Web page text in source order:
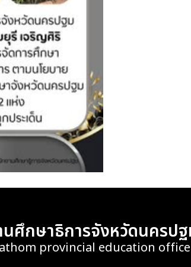
นศึกษาธิการจังหวัดนครป
provincial education office